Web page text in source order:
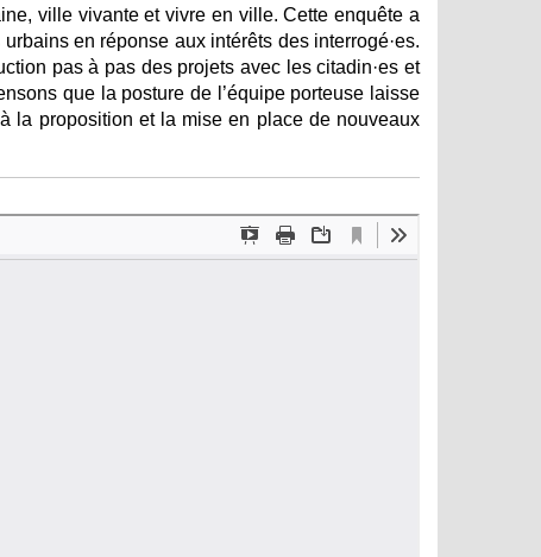
ville vivante et vivre en ville. Cette enquête a
en réponse aux intérêts des interrogé·es.
pas à pas des projets avec les citadin·es et
que la posture de l’équipe porteuse laisse
la proposition et la mise en place de nouveaux